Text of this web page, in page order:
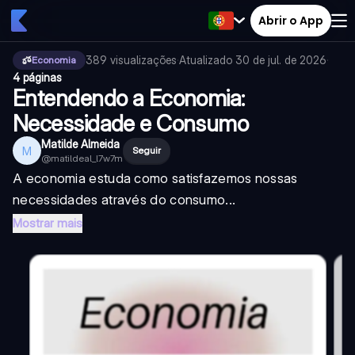
Abrir o App
Economia 389 visualizações·Atualizado 30 de jul. de 2026·
4 páginas
Entendendo a Economia:
Necessidade e Consumo
M Matilde Almeida
@matildeal_l7w7m
Seguir
A economia estuda como satisfazemos nossas
necessidades através do consumo...
Mostrar mais